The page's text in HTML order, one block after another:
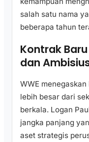
salah satu nama
beberapa tahun
Kontrak
dan
WWE
lebih besar dari
berkala. Logan
jangka panjang
aset strategis